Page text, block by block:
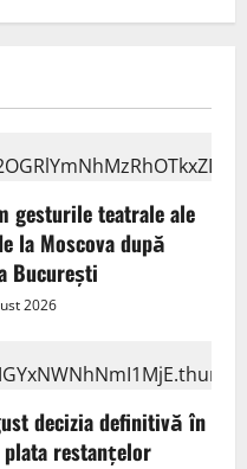
gesturile teatrale ale
la Moscova după
București
2026
decizia definitivă în
plata restanțelor